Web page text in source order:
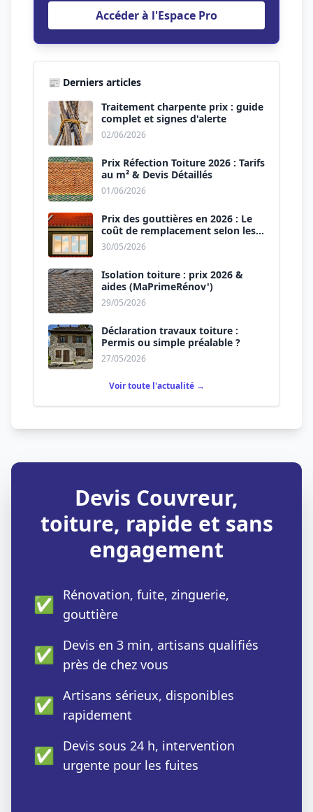
Accéder à l'Espace Pro
📰 Derniers articles
Traitement charpente prix : guide
complet et signes d'alerte
02/06/2026
Prix Réfection Toiture 2026 : Tarifs
au m² & Devis Détaillés
01/06/2026
Prix des gouttières en 2026 : Le
coût de remplacement selon les
matériaux
30/05/2026
Isolation toiture : prix 2026 &
aides (MaPrimeRénov')
29/05/2026
Déclaration travaux toiture :
Permis ou simple préalable ?
27/05/2026
Voir toute l'actualité →
Devis Couvreur,
toiture, rapide et sans
engagement
✅ Rénovation, fuite, zinguerie,
gouttière
✅ Devis en 3 min, artisans qualifiés
près de chez vous
✅ Artisans sérieux, disponibles
rapidement
✅ Devis sous 24 h, intervention
urgente pour les fuites